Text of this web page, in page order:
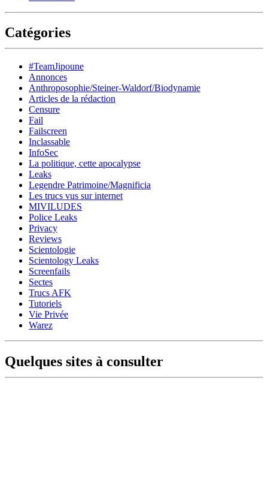
Catégories
#TeamJipoune
Annonces
Anthroposophie/Steiner-Waldorf/Biodynamie
Articles de la rédaction
Censure
Fail
Failscreen
Inclassable
InfoSec
La politique, cette apocalypse
Leaks
Legendre Patrimoine/Magnificia
Les trucs vus sur internet
MIVILUDES
Police Leaks
Privacy
Reviews
Scientologie
Scientology Leaks
Screenfails
Sectes
Trucs AFK
Tutoriels
Vie Privée
Warez
Quelques sites à consulter